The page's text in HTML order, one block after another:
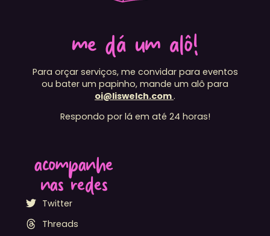
me dá um alô!
Para orçar serviços, me convidar para eventos
ou bater um papinho, mande um alô para
oi@liswelch.com.
Respondo por lá em até 24 horas!
acompanhe
nas redes
Twitter
Threads